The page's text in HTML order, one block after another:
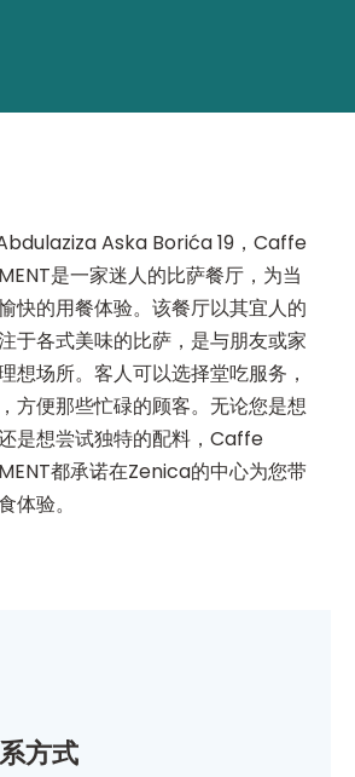
Aska Borića 19，Caffe
是一家迷人的比萨餐厅，为当
快的用餐体验。该餐厅以其宜人的
于各式美味的比萨，是与朋友或家
想场所。客人可以选择堂吃服务，
方便那些忙碌的顾客。无论您是想
是想尝试独特的配料，Caffe
都承诺在Zenica的中心为您带
体验。
方式